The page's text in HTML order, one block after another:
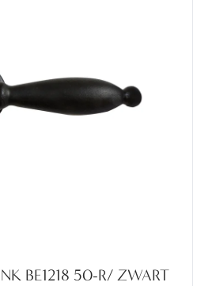
BE1218 50-R/ ZWART